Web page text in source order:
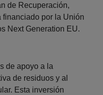
de Recuperación,
por la Unión
Next Generation EU.
de apoyo a la
de residuos y al
Esta inversión